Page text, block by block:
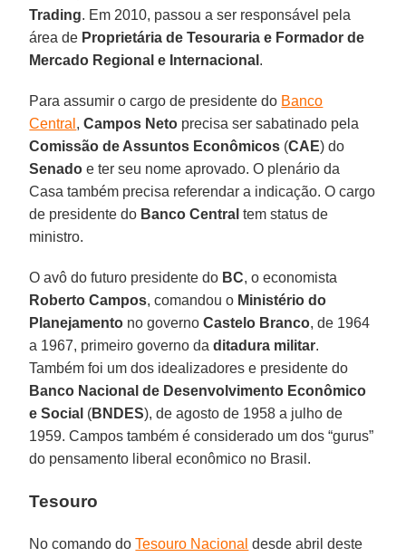
Trading. Em 2010, passou a ser responsável pela
área de Proprietária de Tesouraria e Formador de
Mercado Regional e Internacional .
Para assumir o cargo de presidente do Banco
Central ,Campos Neto precisa ser sabatinado pela
Comissão de Assuntos Econômicos (CAE) do
Senado e ter seu nome aprovado. O plenário da
Casa também precisa referendar a indicação. O cargo
de presidente do Banco Central tem status de
ministro.
O avô do futuro presidente do BC, o economista
Roberto Campos, comandou o Ministério do
Planejamento no governoCastelo Branco, de 1964
a 1967, primeiro governo daditadura militar.
Também foi um dos idealizadores e presidente do
Banco Nacional de Desenvolvimento Econômico
e Social (BNDES), de agosto de 1958 a julho de
1959. Campos também é considerado um dos “gurus”
do pensamento liberal econômico no Brasil.
Tesouro
No comando doTesouro Nacional desde abril deste